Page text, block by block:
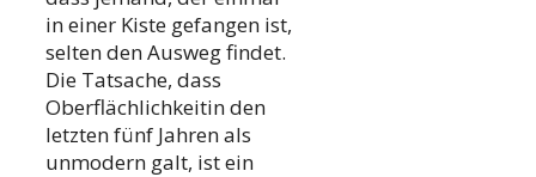
in einer Kiste gefangen ist,
selten den Ausweg findet.
Die Tatsache, dass
Oberflächlichkeitin den
letzten fünf Jahren als
unmodern galt, ist ein